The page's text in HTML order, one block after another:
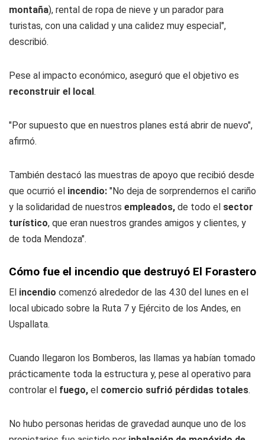
montaña), rental de ropa de nieve y un parador para
turistas, con una calidad y una calidez muy especial",
describió.
Pese al impacto económico, aseguró que el objetivo es
reconstruir el local.
"Por supuesto que en nuestros planes está abrir de nuevo",
afirmó.
También destacó las muestras de apoyo que recibió desde
que ocurrió el incendio: "No deja de sorprendernos el cariño
y la solidaridad de nuestros empleados, de todo el sector
turístico, que eran nuestros grandes amigos y clientes, y
de toda Mendoza".
Cómo fue el incendio que destruyó El Forastero
El incendio comenzó alrededor de las 4.30 del lunes en el
local ubicado sobre la Ruta 7 y Ejército de los Andes, en
Uspallata.
Cuando llegaron los Bomberos, las llamas ya habían tomado
prácticamente toda la estructura y, pese al operativo para
controlar el fuego, el comercio sufrió pérdidas totales.
No hubo personas heridas de gravedad aunque uno de los